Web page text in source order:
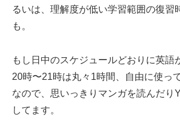
るいは、理解度が低い学習範囲の復習
も。
もし日中のスケジュールどおりに英語
20時〜21時は丸々1時間、自由に使っ
なので、思いっきりマンガを読んだり
してます。